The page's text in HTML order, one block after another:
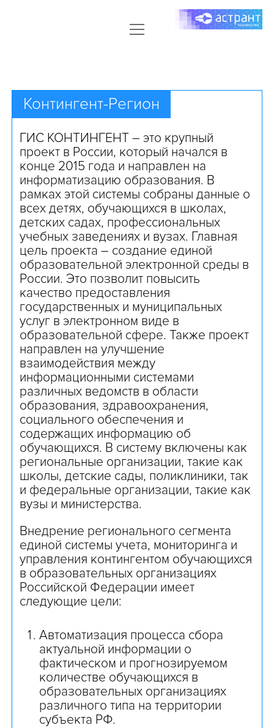
ГЛАВНАЯ
РАЗРАБОТКА ДОКУМЕНТАЦИИ ПО 152-ФЗ
ПОДКЛЮЧЕНИЕ К ГИС РСМЭВ, ПГС, ИСОГД
ПОДКЛЮЧЕНИЕ К ФИС ФРДО
ПОДКЛЮЧЕНИЕ К ГИС КОНТИНГЕНТ-РЕГИОН
ПОДКЛЮЧЕНИЕ К ГИС ЭЛЕКТРОННАЯ ПУТЕВКА
ПОСТАВКА СРЕДСТВ ЗАЩИТЫ ИНФОРМАЦИИ
ПАРТНЕРСТВО
ДОКУМЕНТЫ
НАПИШИТЕ НАМ
КОМПАНИЯ
open
menu
Контингент-Регион
ГИС КОНТИНГЕНТ – это крупный
проект в России, который начался в
конце 2015 года и направлен на
информатизацию образования. В
рамках этой системы собраны данные о
всех детях, обучающихся в школах,
детских садах, профессиональных
учебных заведениях и вузах. Главная
цель проекта – создание единой
образовательной электронной среды в
России. Это позволит повысить
качество предоставления
государственных и муниципальных
услуг в электронном виде в
образовательной сфере. Также проект
направлен на улучшение
взаимодействия между
информационными системами
различных ведомств в области
образования, здравоохранения,
социального обеспечения и
содержащих информацию об
обучающихся. В систему включены как
региональные организации, такие как
школы, детские сады, поликлиники, так
и федеральные организации, такие как
вузы и министерства.
Внедрение регионального сегмента
единой системы учета, мониторинга и
управления контингентом обучающихся
в образовательных организациях
Российской Федерации имеет
следующие цели:
Автоматизация процесса сбора
актуальной информации о
фактическом и прогнозируемом
количестве обучающихся в
образовательных организациях
различного типа на территории
субъекта РФ.